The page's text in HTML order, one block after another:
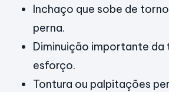
Inchaço que sobe de
perna.
Diminuição importante da
esforço.
Tontura ou palpitações